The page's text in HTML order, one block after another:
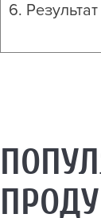
6. Результат